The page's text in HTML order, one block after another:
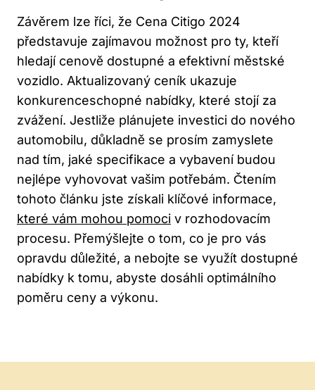
Závěrem lze říci, že Cena Citigo 2024
představuje zajímavou možnost pro ty, kteří
hledají cenově dostupné a efektivní městské
vozidlo. Aktualizovaný ceník ukazuje
konkurenceschopné nabídky, které stojí za
zvážení. Jestliže plánujete investici do nového
automobilu, důkladně se prosím zamyslete
nad tím, jaké specifikace a vybavení budou
nejlépe vyhovovat vašim potřebám. Čtením
tohoto článku jste získali klíčové informace,
které vám mohou pomoci v rozhodovacím
procesu. Přemýšlejte o tom, co je pro vás
opravdu důležité, a nebojte se využít dostupné
nabídky k tomu, abyste dosáhli optimálního
poměru ceny a výkonu.